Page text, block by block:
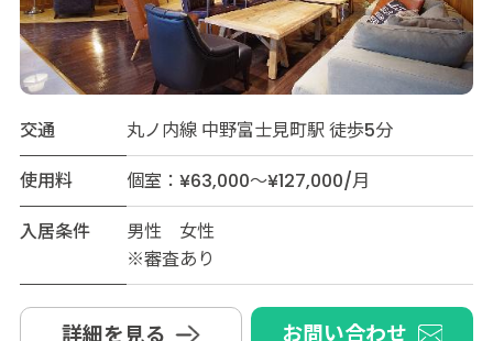
交通
丸ノ内線 中野富士見町駅 徒歩5分
使用料
個室：¥63,000～¥127,000/月
入居条件
男性 女性
※審査あり
お問い合わせ